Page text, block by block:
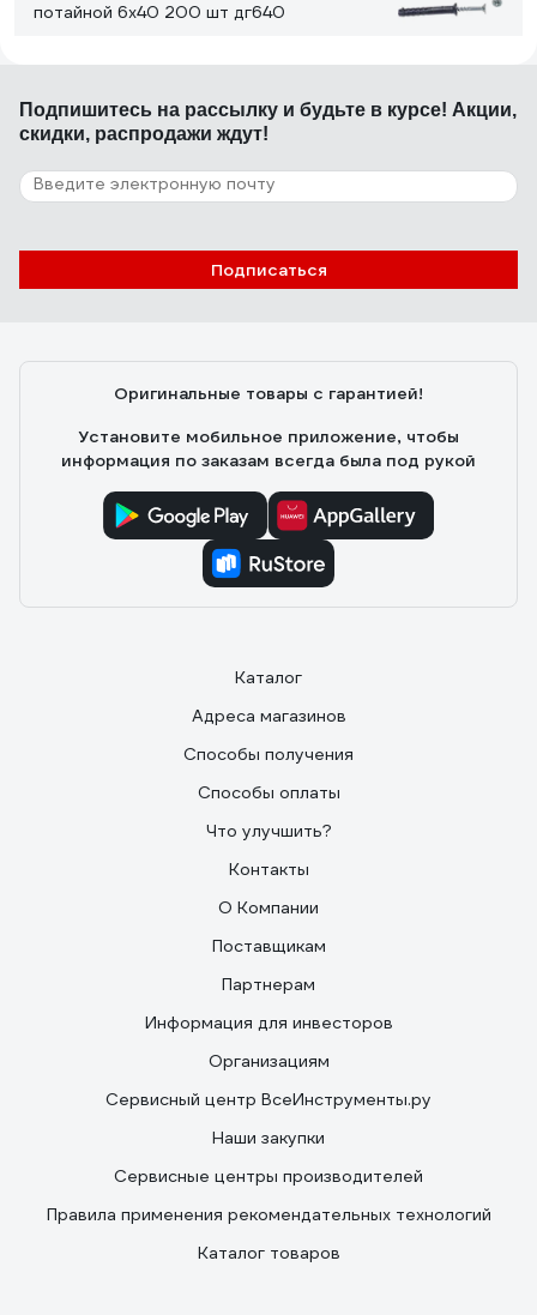
потайной 6х40 200 шт дг640
Цена
12 отзывов
DUOTEC 10 S (25 шт.) PH 539025
вкручивания самореза, иначе дюбель может
Подпишитесь на рассылку и будьте в курсе! Акции,
скидки, распродажи ждут!
Подписаться
Оригинальные товары с гарантией!
Установите мобильное приложение, чтобы
информация по заказам всегда была под рукой
Каталог
Адреса магазинов
Способы получения
Способы оплаты
Что улучшить?
Контакты
О Компании
Поставщикам
Партнерам
Информация для инвесторов
Организациям
Сервисный центр ВсеИнструменты.ру
Наши закупки
Сервисные центры производителей
Правила применения рекомендательных технологий
Каталог товаров